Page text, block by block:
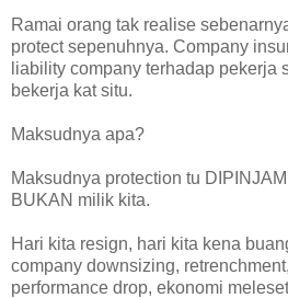
Ramai orang tak realise
protect sepenuhnya. Company
liability company terhadap pekerja
bekerja kat situ.
Maksudnya apa?
Maksudnya protection tu
BUKAN milik kita.
Hari kita resign, hari kita kena
company downsizing,
performance drop, ekonomi